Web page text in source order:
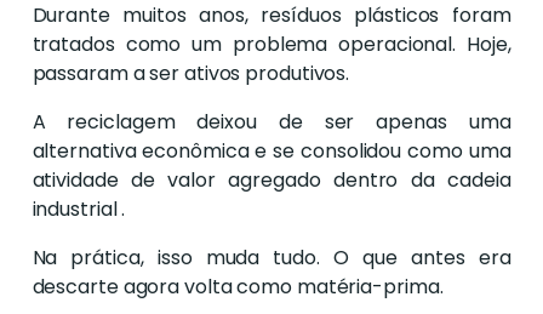
Durante muitos anos, resíduos plásticos foram
tratados como um problema operacional. Hoje,
passaram a ser ativos produtivos.
A reciclagem deixou de ser apenas uma
alternativa econômica e se consolidou como uma
atividade de valor agregado dentro da cadeia
industrial .
Na prática, isso muda tudo. O que antes era
descarte agora volta como matéria-prima.